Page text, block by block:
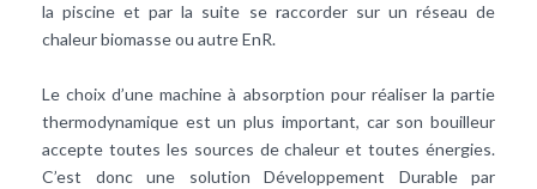
la piscine et par la suite se raccorder sur un réseau de
chaleur biomasse ou autre EnR.
Le choix d’une machine à absorption pour réaliser la partie
thermodynamique est un plus important, car son bouilleur
accepte toutes les sources de chaleur et toutes énergies.
C’est donc une solution Développement Durable par